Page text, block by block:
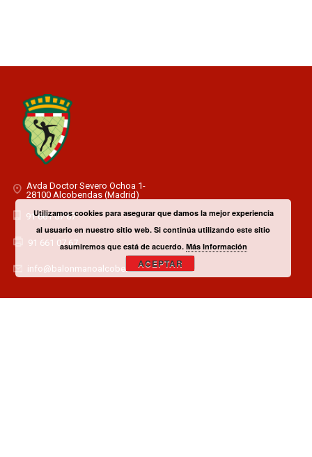
Avda Doctor Severo Ochoa 1-
28100 Alcobendas (Madrid)
91 661 07 67
91 661 07 67
info@balonmanoalcobendas.es
Utilizamos cookies para asegurar que damos la mejor experiencia
al usuario en nuestro sitio web. Si continúa utilizando este sitio
asumiremos que está de acuerdo. Más Información
ACEPTAR